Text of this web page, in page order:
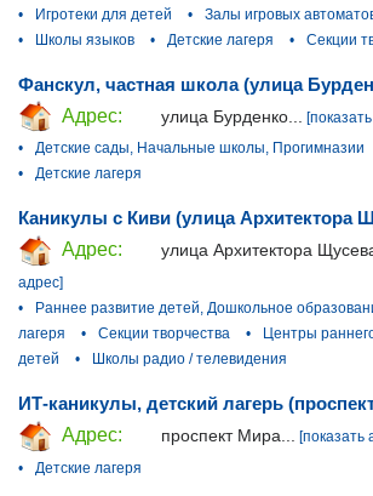
•
Игротеки для детей •
Залы игровых
•
Школы языков • Детские лагеря • Секции
Фанскул, частная школа (улица
Адрес:
улица Бурденко...
•
Детские сады, Начальные школы, Прогимназии
•
Детские лагеря
Каникулы с Киви (улица Архитектора
Адрес:
улица Архитектора
адрес]
•
Раннее развитие детей, Дошкольное
лагеря
• Секции творчества •
Центры
детей
• Школы радио / телевидения
ИТ-каникулы, детский лагерь
Адрес:
проспект Мира... [показать
•
Детские лагеря